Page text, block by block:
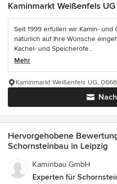
Kaminmarkt Weißenfels UG
Seit 1999 erfüllen wir Kamin-
natürlich auf Ihre Wünsche
Kachel- und Speicheröfe...
Mehr
Kaminmarkt Weißenfels UG,
Hervorgehobene
Schornsteinbau in Leipzig
Kaminbau GmbH
Experten für